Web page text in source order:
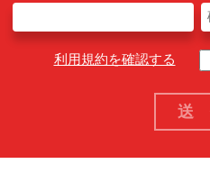
利用規約を確認する